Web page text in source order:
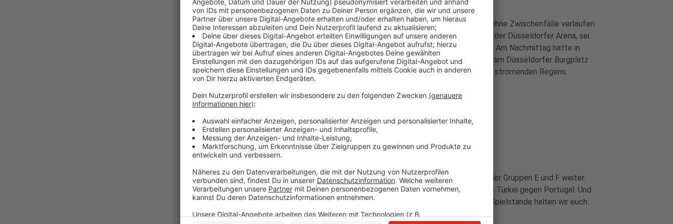
Die Fußball-EM sei in der Landeshauptstadt bislang friedlich und ohne Zwischenfälle verlaufen.
Auch am Freitag (21.06.), rund um das zweite Spiel des Turniers in der Düsseldorfer Arena, sei
es laut der Polizei zu keinen nennenswerten Vorfällen gekommen. Am Nachmittag hatte in
Stockum die Ukraine gegen die Slowakei gespielt. In der Fanzone am Düsseldorfer Burgplatz
wurden gestern etwa 2.000 Besucher gezählt - und das trotz des strömenden Regens.
Anzeige
Diese Spiele stehen am Samstag (22.06.) an
Anzeige
Ab dem Nachmittag geht es bei der Fußball-EM mit den Spielen der Gruppen E und F weiter.
Um 15:00 Uhr spielt Georgien gegen Tschechien. Um 18:00 Uhr die Türkei gegen Portugal. Und
ab 21:00 Uhr treffen Belgien und Rumänien aufeinander. Über die Spielstände halten wir euch
im Programm von Radio Neandertalauf dem Laufenden.